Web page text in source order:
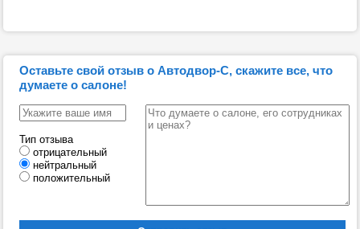
Оставьте свой отзыв о Автодвор-С, скажите все, что
думаете о салоне!
Тип отзыва
отрицательный
нейтральный
положительный